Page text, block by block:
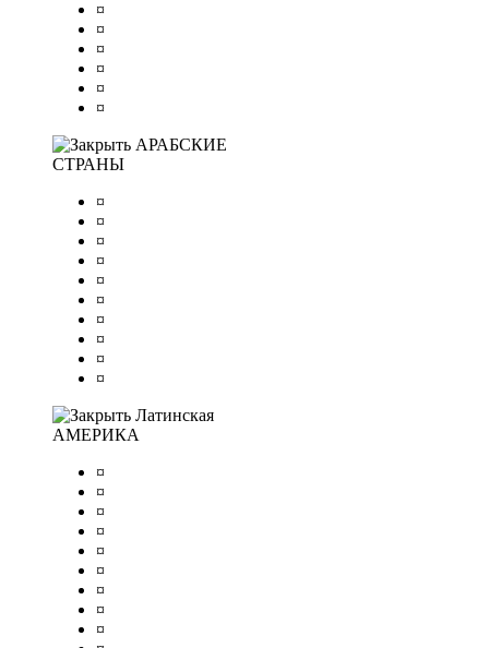
¤
¤
¤
¤
¤
¤
АРАБСКИЕ
СТРАНЫ
¤
¤
¤
¤
¤
¤
¤
¤
¤
¤
Латинская
АМЕРИКА
¤
¤
¤
¤
¤
¤
¤
¤
¤